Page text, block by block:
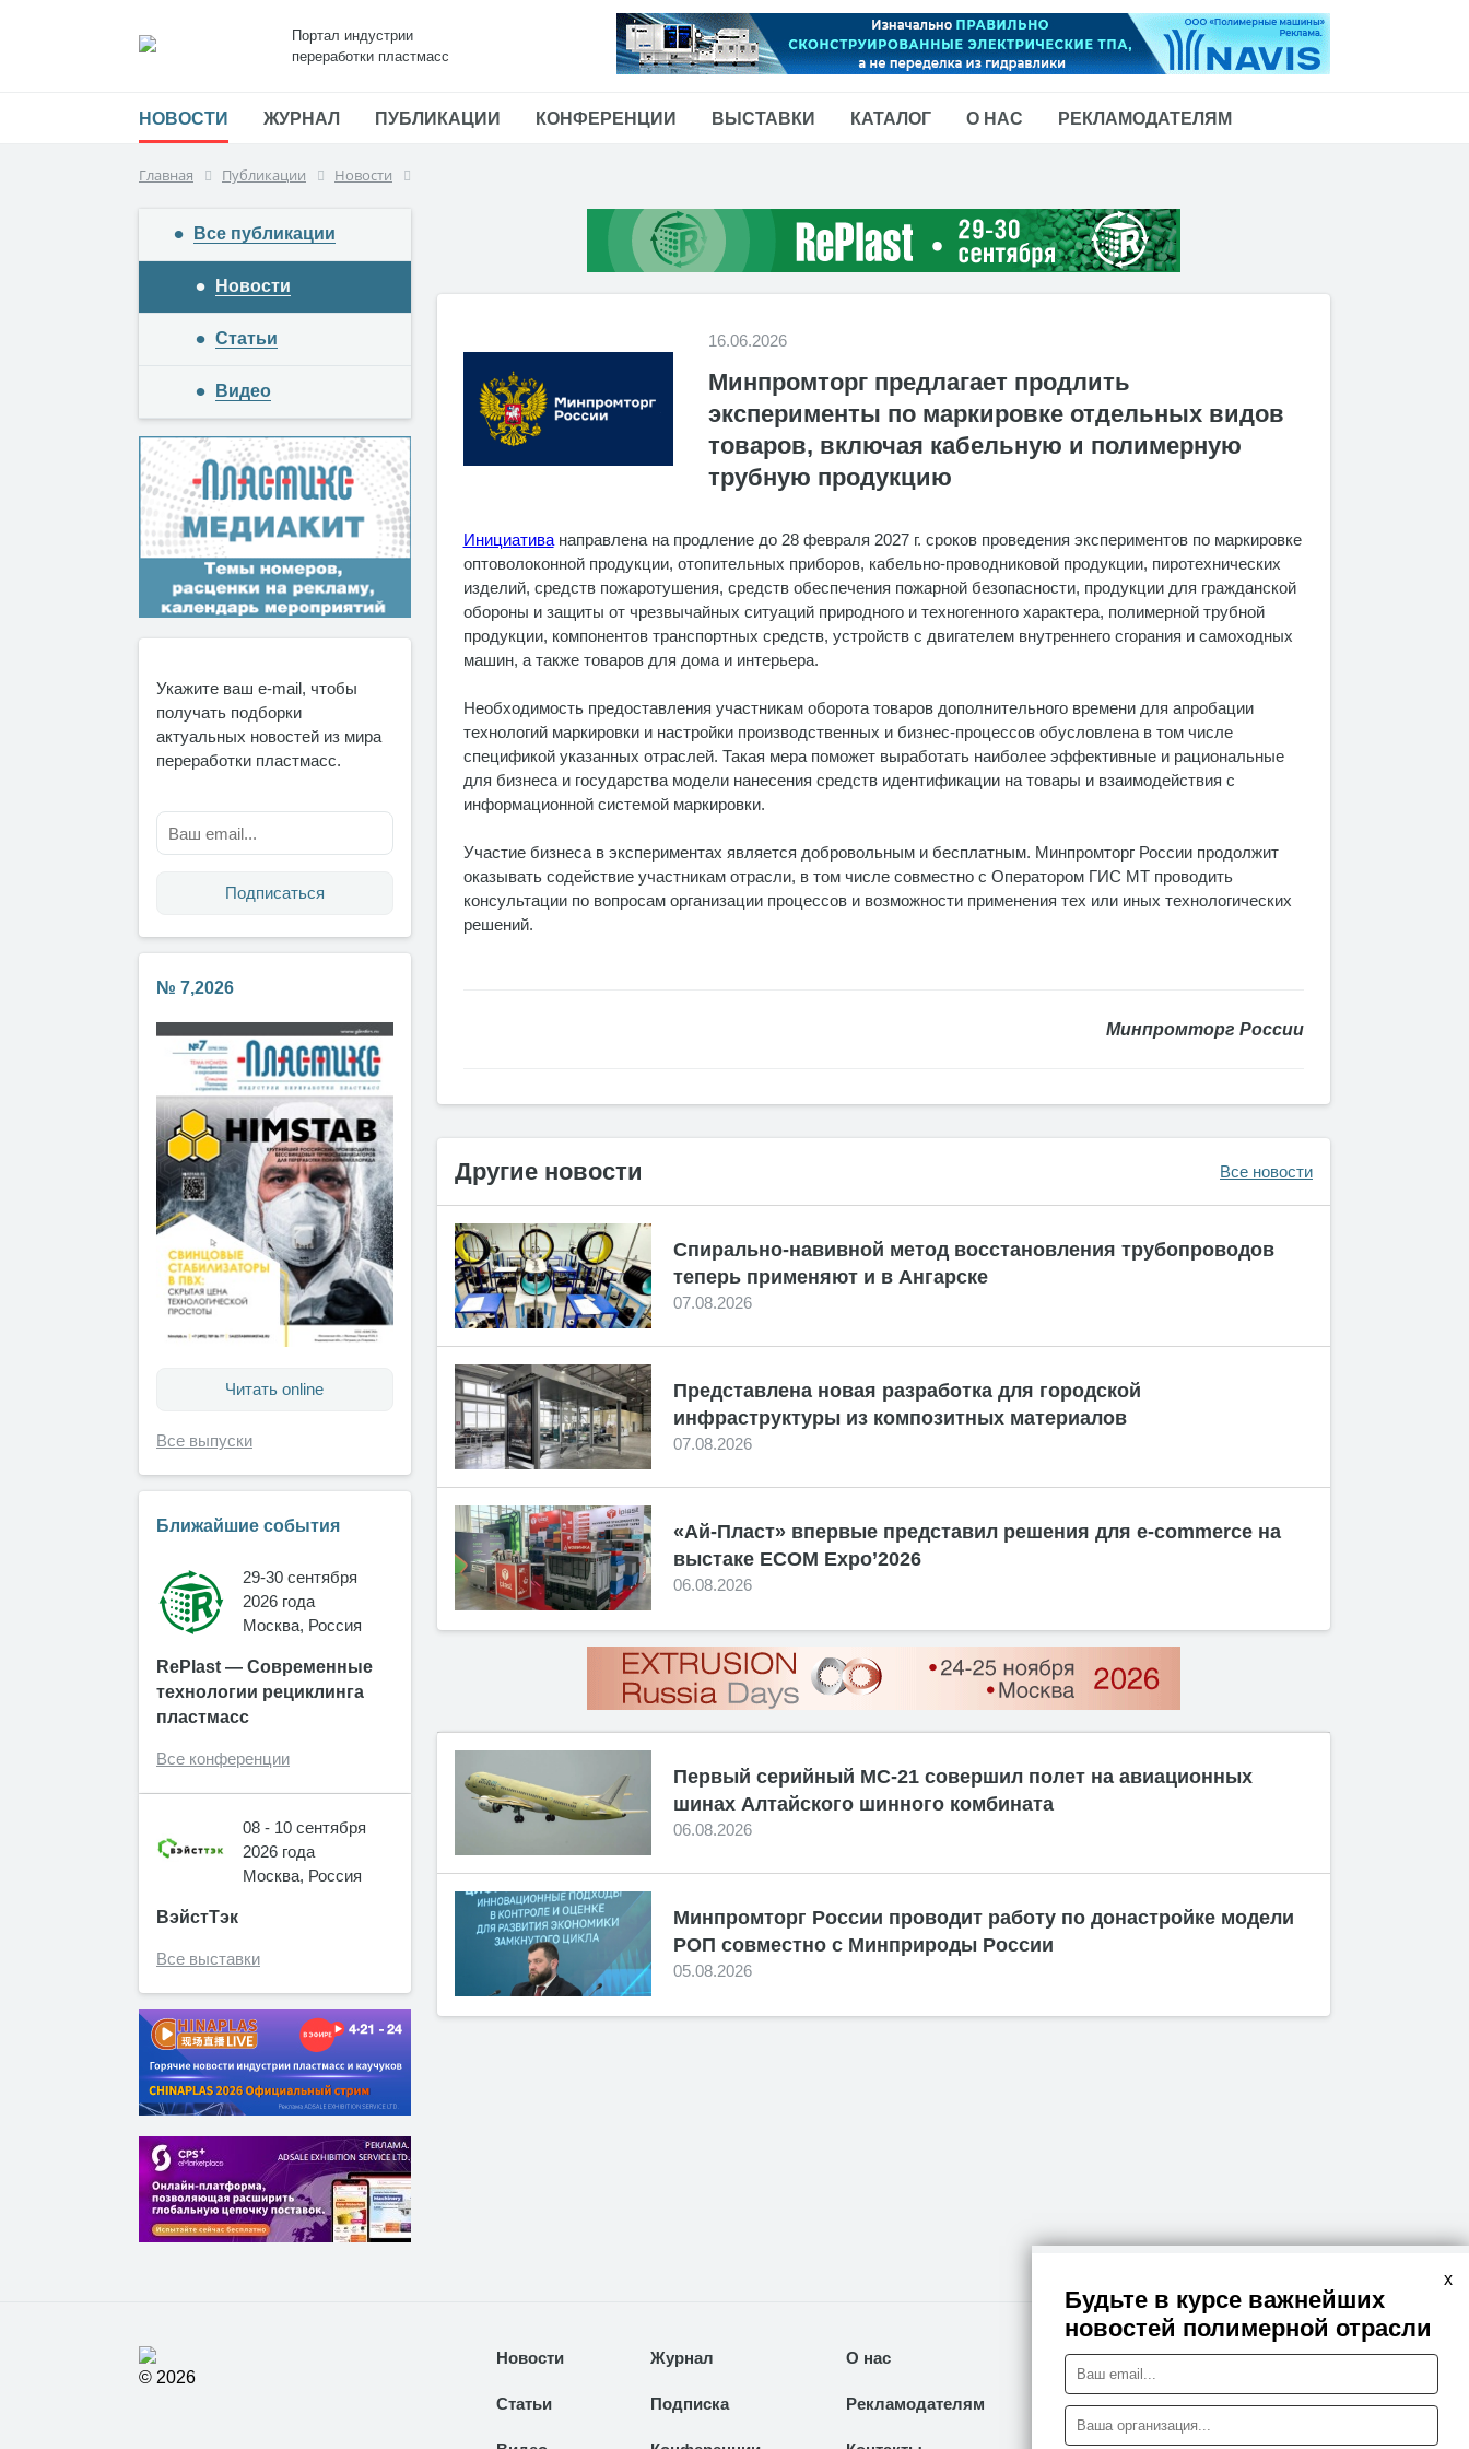
Портал индустрии
переработки пластмасс
НОВОСТИ ЖУРНАЛ ПУБЛИКАЦИИ КОНФЕРЕНЦИИ ВЫСТАВКИ КАТАЛОГ О НАС РЕКЛАМОДАТЕЛЯМ
Главная Публикации Новости
Все публикации
Новости
Статьи
Видео
№ 7,2026
Читать online
Все выпуски
Ближайшие события
29-30 сентября
2026 года
Москва, Россия
RePlast — Современные
технологии рециклинга
пластмасс
Все конференции
08 - 10 сентября
2026 года
Москва, Россия
ВэйстТэк
Все выставки
Укажите ваш e-mail, чтобы
получать подборки
актуальных новостей из мира
переработки пластмасс.
Подписаться
16.06.2026
Минпромторг предлагает продлить
эксперименты по маркировке отдельных видов
товаров, включая кабельную и полимерную
трубную продукцию
Инициативанаправлена на продление до 28 февраля 2027 г. сроков проведения экспериментов по маркировке
оптоволоконной продукции, отопительных приборов, кабельно-проводниковой продукции, пиротехнических
изделий, средств пожаротушения, средств обеспечения пожарной безопасности, продукции для гражданской
обороны и защиты от чрезвычайных ситуаций природного и техногенного характера, полимерной трубной
продукции, компонентов транспортных средств, устройств с двигателем внутреннего сгорания и самоходных
машин, а также товаров для дома и интерьера.
Необходимость предоставления участникам оборота товаров дополнительного времени для апробации
технологий маркировки и настройки производственных и бизнес-процессов обусловлена в том числе
спецификой указанных отраслей. Такая мера поможет выработать наиболее эффективные и рациональные
для бизнеса и государства модели нанесения средств идентификации на товары и взаимодействия с
информационной системой маркировки.
Участие бизнеса в экспериментах является добровольным и бесплатным. Минпромторг России продолжит
оказывать содействие участникам отрасли, в том числе совместно с Оператором ГИС МТ проводить
консультации по вопросам организации процессов и возможности применения тех или иных технологических
решений.
Минпромторг России
Другие новости Все новости
Спирально-навивной метод восстановления трубопроводов
теперь применяют и в Ангарске
07.08.2026
Представлена новая разработка для городской
инфраструктуры из композитных материалов
07.08.2026
«Ай-Пласт» впервые представил решения для e-commerce на
выстаке ECOM Expo’2026
06.08.2026
Первый серийный МС-21 совершил полет на авиационных
шинах Алтайского шинного комбината
06.08.2026
Минпромторг России проводит работу по донастройке модели
РОП совместно с Минприроды России
05.08.2026
x
Будьте в курсе важнейших
новостей полимерной отрасли
© 2026
Новости
Статьи
Журнал
Подписка
О нас
Рекламодателям
Правовая информация
Политика конфиденциальности